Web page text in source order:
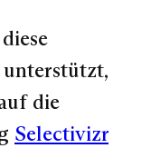
die
Selectivizr